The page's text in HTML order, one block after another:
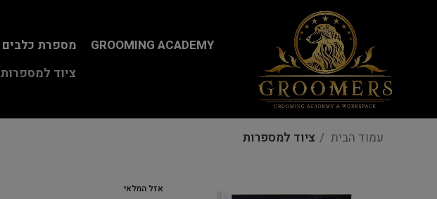
GROOMING ACADEMY מספרת כלבים WORK SPACE
ציוד למספרות
עמוד הבית ציוד למספרות
אזל המלאי